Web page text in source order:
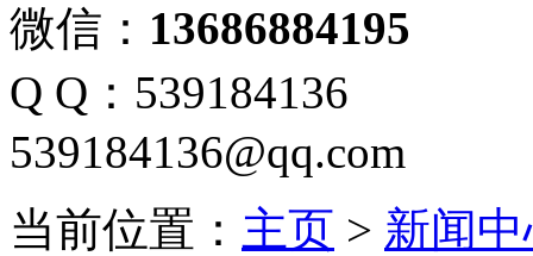
微信： 13686884195
Q Q：539184136
539184136@qq.com
当前位置： 主页 > 新闻